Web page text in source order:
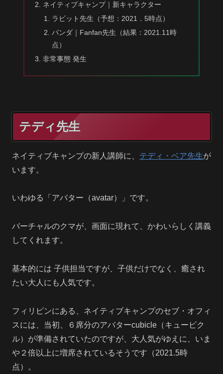
ネイティブキャンプ｜新キャラクター
ラビット先生（予想：2021．5時点）
パンダ｜Fanfan先生（結果：2021.11時
点）
非常事態 発生
テディ先生
ネイティブキャンプの新人講師に、 テディ・ベア先生が
います。
いわゆる「アバター（avatar）」です。
バーチャルのクマが、画面に現れて、かわいらしく講義
してくれます。
基本的には 子供担当ですが、子供だけでなく、癒され
たい大人にも人気です。
フィリピンにある、ネイティブキャンプのセブ・オフィ
スには、当初、６席分のアバターcubicle（キュービク
ル）が準備されていたのですが、大人気がゆえに、いま
や２倍以上に増席されているそうです（2021.5時
点）。